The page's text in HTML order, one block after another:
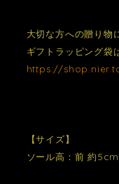
大切な方への贈り物
ギフトラッピング袋
https://
【サイズ】
ソール高：前 約